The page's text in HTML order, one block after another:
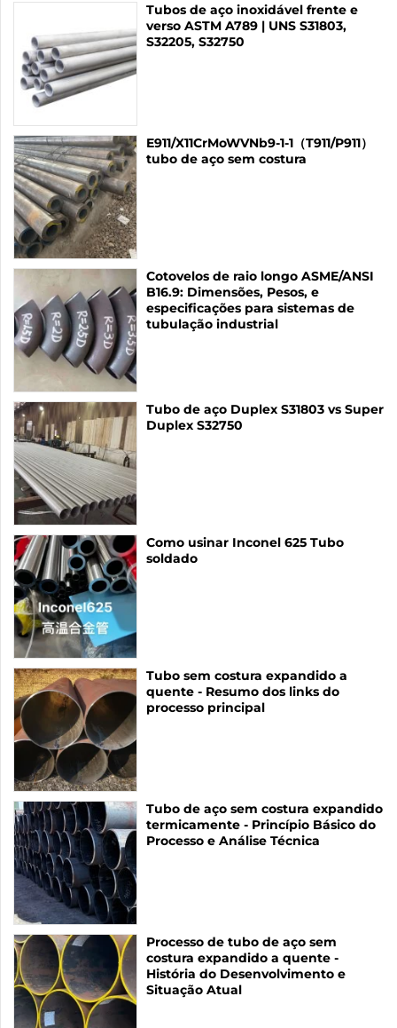
Tubos de aço inoxidável frente e
verso ASTM A789 | UNS S31803,
S32205, S32750
E911/X11CrMoWVNb9-1-1（T911/P911）
tubo de aço sem costura
Cotovelos de raio longo ASME/ANSI
B16.9: Dimensões, Pesos, e
especificações para sistemas de
tubulação industrial
Tubo de aço Duplex S31803 vs Super
Duplex S32750
Como usinar Inconel 625 Tubo
soldado
Tubo sem costura expandido a
quente - Resumo dos links do
processo principal
Tubo de aço sem costura expandido
termicamente - Princípio Básico do
Processo e Análise Técnica
Processo de tubo de aço sem
costura expandido a quente -
História do Desenvolvimento e
Situação Atual